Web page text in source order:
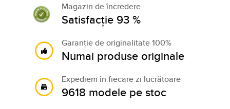
Magazin de încredere
Satisfacție 93 %
Garanție de originalitate 100%
Numai produse originale
Expediem în fiecare zi lucrătoare
9618 modele pe stoc